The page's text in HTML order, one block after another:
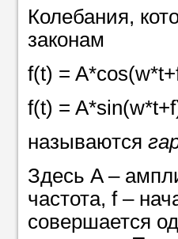
Колебания,
законам
f(t) =
f(t) =
называются
Здесь A –
частота, f –
совершается